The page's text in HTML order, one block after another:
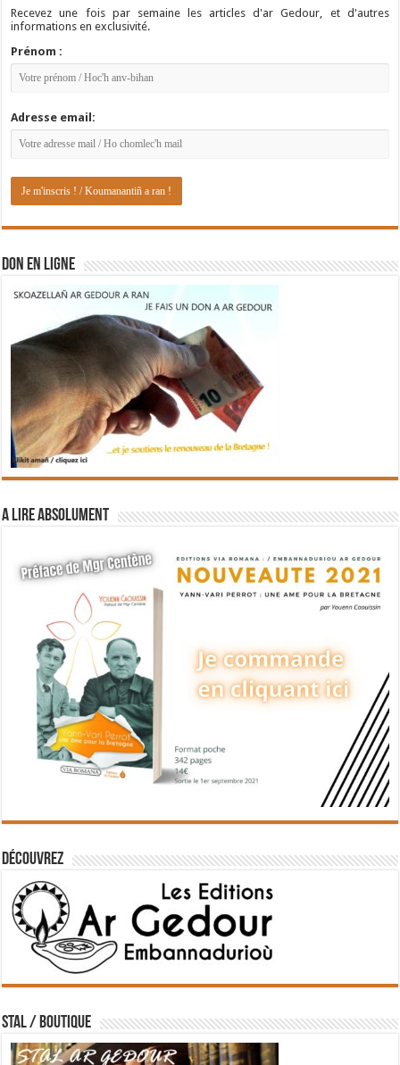
Recevez une fois par semaine les articles d'ar Gedour, et d'autres
informations en exclusivité.
Prénom :
Adresse email:
DON EN LIGNE
A lire absolument
Découvrez
STAL / BOUTIQUE